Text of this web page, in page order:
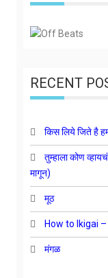
RECENT
किस लिये जिते है
तुम्हाला कोण
मागून)
मूठ
How to Ikigai
मंगळ